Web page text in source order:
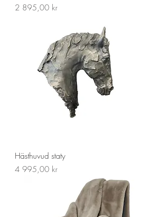
Pris
2 895,00 kr
Hästhuvud staty
Pris
4 995,00 kr